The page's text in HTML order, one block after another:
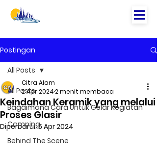
Postingan
All Posts
Bagaimana Cara Untuk Gelar Kegiatan
Camping
Behind The Scene
All Posts
Keindahan Keramik yang melalui
Proses Glasir
Citra Alam
2 Apr 20242 menit membaca
Diperbarui:5 Apr 2024